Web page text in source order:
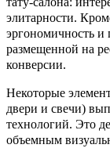
элитарности.
эргономичность и
размещенной на
конверсии.
Некоторые
двери и свечи)
технологий. Это
объемным